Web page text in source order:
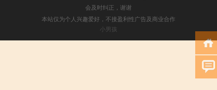
会及时纠正，谢谢
本站仅为个人兴趣爱好，不接盈利性广告及商业合作
小男孩